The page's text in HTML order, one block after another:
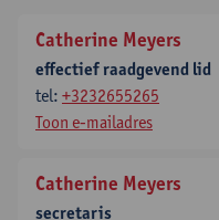
Catherine Meyers
effectief raadgevend lid
tel: +3232655265
Toon e-mailadres
Catherine Meyers
secretaris